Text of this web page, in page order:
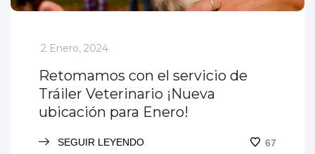
_
2 Enero, 2024
Retomamos con el servicio de
Tráiler Veterinario ¡Nueva
ubicación para Enero!
SEGUIR LEYENDO 67